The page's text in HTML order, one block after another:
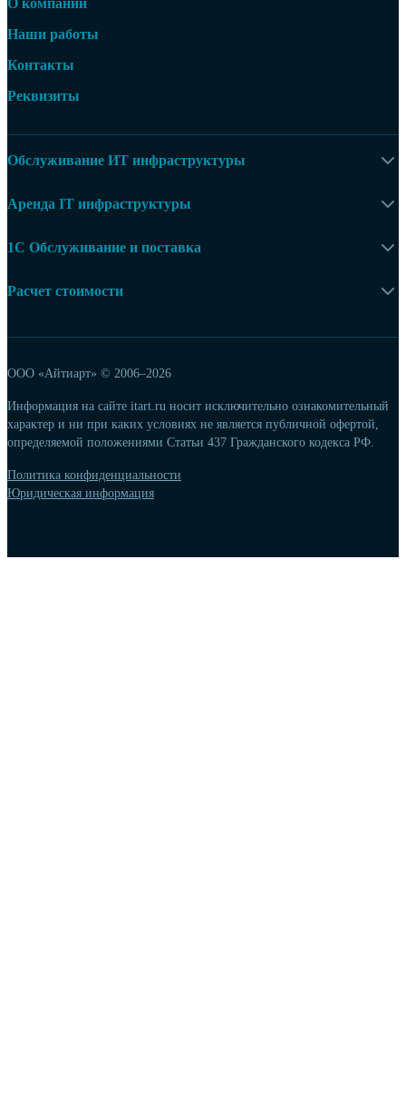
Наши работы
Контакты
Реквизиты
Обслуживание ИТ инфраструктуры
Аренда IT инфраструктуры
1С Обслуживание и поставка
Расчет стоимости
ООО «Айтиарт» © 2006–2026
Информация на сайте itart.ru носит исключительно ознакомительный
характер и ни при каких условиях не является публичной офертой,
определяемой положениями Статьи 437 Гражданского кодекса РФ.
Политика конфиденциальности
Юридическая информация